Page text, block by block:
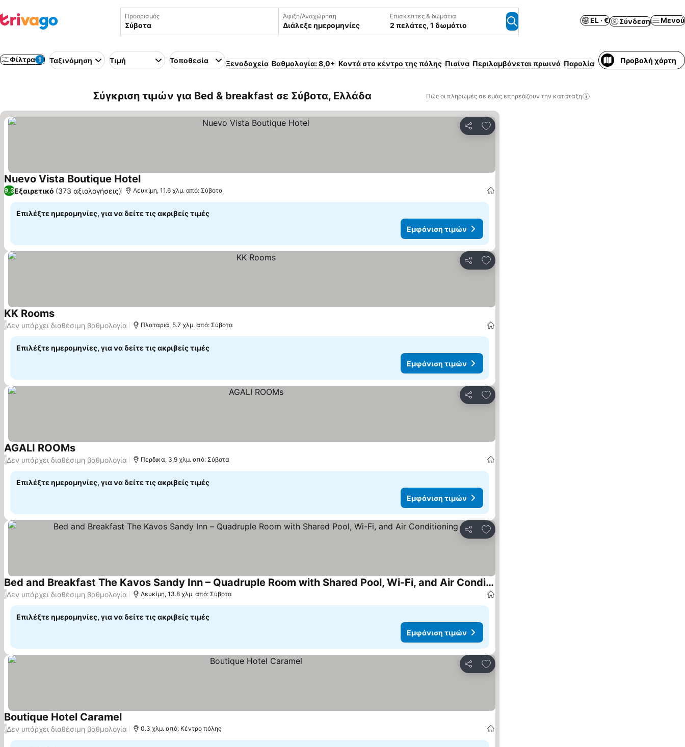
Προορισμός Άφιξη/Αναχώρηση
Διάλεξε ημερομηνίες
Επισκέπτες & δωμάτια
2 πελάτες, 1 δωμάτιο
EL · € Σύνδεση Μενού
Φίλτρα 1 Ταξινόμηση Τιμή Τοποθεσία Ξενοδοχεία Βαθμολογία: 8,0+ Κοντά στο κέντρο της πόλης Πισίνα Περιλαμβάνεται πρωινό Παραλία ΗμιδιατροφήΠροβολή χάρτη
Σύγκριση τιμών για Bed & breakfast σε Σύβοτα, Ελλάδα Πώς οι πληρωμές σε εμάς επηρεάζουν την κατάταξη
Κοινοποίηση
Προσθήκη στα αγαπημένα
Nuevo Vista Boutique Hotel
9,3Εξαιρετικό (373 αξιολογήσεις) Λευκίμη, 11.6 χλμ. από: Σύβοτα
Επιλέξτε ημερομηνίες, για να δείτε τις ακριβείς τιμές
Εμφάνιση τιμών
Κοινοποίηση
Προσθήκη στα αγαπημένα
KK Rooms
/Δεν υπάρχει διαθέσιμη βαθμολογία Πλαταριά, 5.7 χλμ. από: Σύβοτα
Επιλέξτε ημερομηνίες, για να δείτε τις ακριβείς τιμές
Εμφάνιση τιμών
Κοινοποίηση
Προσθήκη στα αγαπημένα
AGALI ROOMs
/Δεν υπάρχει διαθέσιμη βαθμολογία Πέρδικα, 3.9 χλμ. από: Σύβοτα
Επιλέξτε ημερομηνίες, για να δείτε τις ακριβείς τιμές
Εμφάνιση τιμών
Κοινοποίηση
Προσθήκη στα αγαπημένα
Bed and Breakfast The Kavos Sandy Inn – Quadruple Room with Shared Pool, Wi-Fi, and Air Conditioning
/Δεν υπάρχει διαθέσιμη βαθμολογία Λευκίμη, 13.8 χλμ. από: Σύβοτα
Επιλέξτε ημερομηνίες, για να δείτε τις ακριβείς τιμές
Εμφάνιση τιμών
Κοινοποίηση
Προσθήκη στα αγαπημένα
Boutique Hotel Caramel
/Δεν υπάρχει διαθέσιμη βαθμολογία 0.3 χλμ. από: Κέντρο πόλης